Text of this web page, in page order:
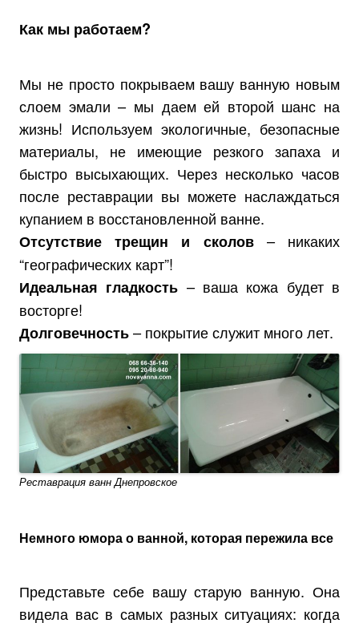
Как мы работаем?
Мы не просто покрываем вашу ванную новым
слоем эмали – мы даем ей второй шанс на
жизнь! Используем экологичные, безопасные
материалы, не имеющие резкого запаха и
быстро высыхающих. Через несколько часов
после реставрации вы можете наслаждаться
купанием в восстановленной ванне.
Отсутствие трещин и сколов– никаких
“географических карт”!
Идеальная гладкость – ваша кожа будет в
восторге!
Долговечность– покрытие служит много лет.
Реставрация ванн Днепровское
Немного юмора о ванной, которая пережила все
Представьте себе вашу старую ванную. Она
видела вас в самых разных ситуациях: когда